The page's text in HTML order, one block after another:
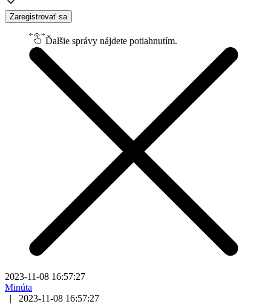
Zaregistrovať sa
Ďalšie správy nájdete potiahnutím.
2023-11-08 16:57:27
Minúta
|
2023-11-08 16:57:27